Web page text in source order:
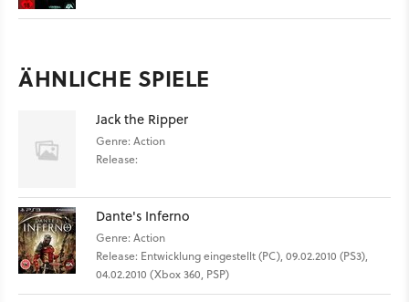
ÄHNLICHE SPIELE
Jack the Ripper
Genre: Action
Release:
Dante's Inferno
Genre: Action
Release: Entwicklung eingestellt (PC), 09.02.2010 (PS3),
04.02.2010 (Xbox 360, PSP)